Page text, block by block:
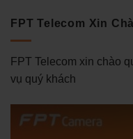
FPT Telecom Xin
FPT Telecom xin chào
vụ quý khách